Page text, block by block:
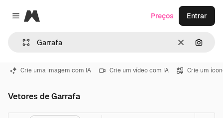
Close menu
Magnific
Limpar
Preços Entrar
Crie uma imagem com IA Crie um vídeo com IA Crie um
Vetores de Garrafa